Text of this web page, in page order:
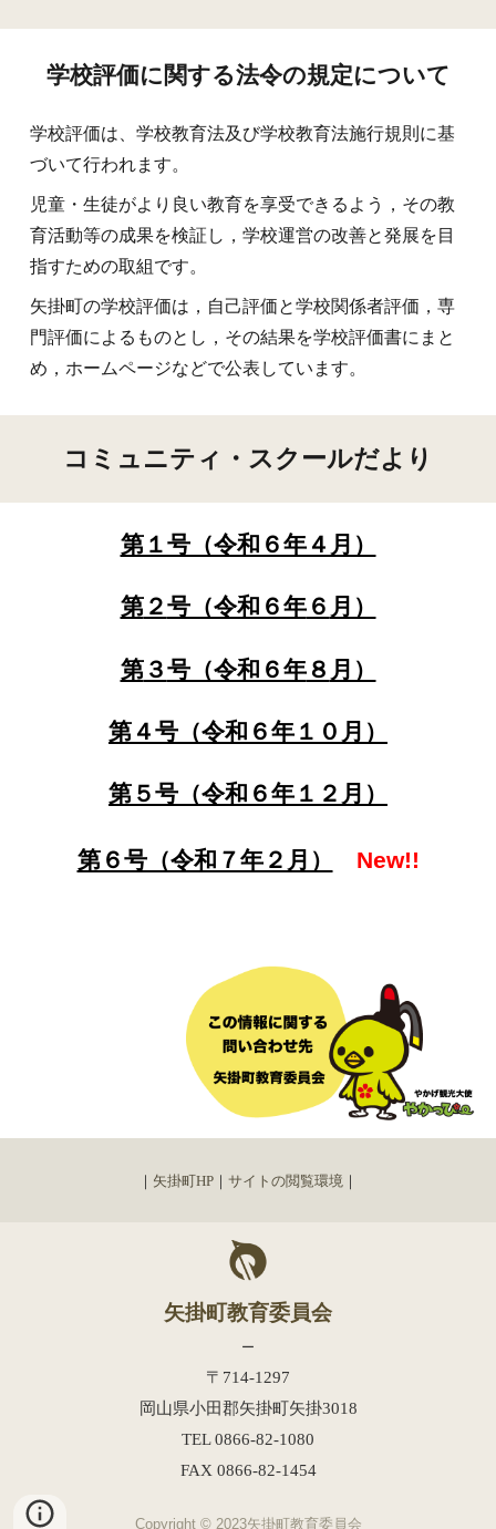
学校評価に関する法令の規定について
学校評価は、学校教育法及び学校教育法施行規則に基
づいて行われます。
児童・生徒がより良い教育を享受できるよう，その教
育活動等の成果を検証し，学校運営の改善と発展を目
指すための取組です。
矢掛町の学校評価は，自己評価と学校関係者評価，専
門評価によるものとし，その結果を学校評価書にまと
め ， ホームページなどで公表しています。
コミュニティ・スクールだより
第１号（令和６年４月）
第２号（令和６年６ 月）
第３号（令和６年８ 月）
第 ４号（令和６年 １０ 月）
第 ５号（令和６年１ ２ 月）
第６号（令和７年２月） New!!
｜ 矢掛町HP ｜ サイトの閲覧環境 ｜
矢掛町教育委員会
ー
〒714-1297
岡山県小田郡矢掛町矢掛3018
TEL 0866-82-1080
FAX 0866-82-1454
Copyright © 2023矢掛町教育委員会